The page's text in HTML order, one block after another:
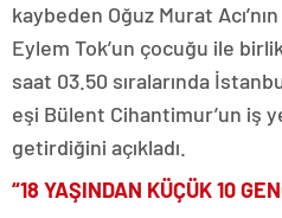
kaybeden Oğuz Murat
Eylem Tok’un çocuğu ile
saat 03.50 sıralarında
eşi Bülent Cihantimur’un iş
getirdiğini açıkladı.
“18 YAŞINDAN KÜÇÜK 10